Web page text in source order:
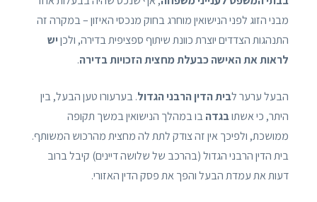
מבני הזוג לפני הנישואין מוחרג בחוק מנכסי האיזון – במקרה זה
התנהגות הצדדים יוצרת כוונת שיתוף ספציפית בדירה, ולכןיש
לראות את האישה כבעלת מחצית הזכויות בדירה.
הבעל ערער לבית הדין הרבני הגדול. בערעורו טען הבעל, בין
היתר, כי אשתובגדהבו במהלך הנישואין במשך תקופה
ממושכת, ולפיכך אין זה צודק לתת לה מחצית מהרכוש המשותף.
בית הדין הרבני הגדול (בהרכב של שלושה דיינים) קיבל ברוב
דעות את עמדת הבעל והפך את פסק הדין האזורי.